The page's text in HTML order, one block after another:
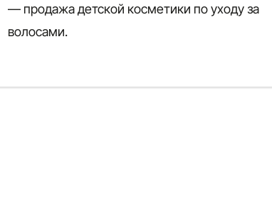
— продажа детской косметики по уходу за
волосами.